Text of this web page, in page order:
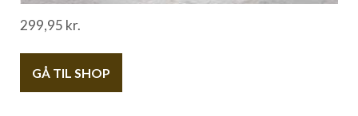
299,95 kr.
GÅ TIL SHOP